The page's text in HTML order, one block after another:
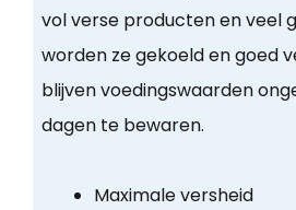
vol verse producten en veel
worden ze gekoeld en goed
blijven voedingswaarden
dagen te bewaren.
Maximale versheid